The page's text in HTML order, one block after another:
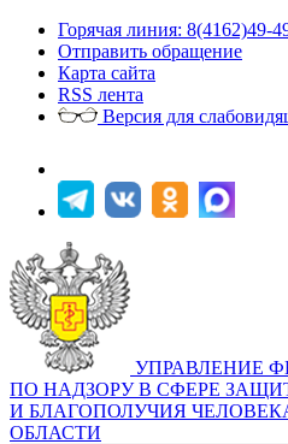
Горячая линия: 8(4162)49-
Отправить обращение
Карта сайта
RSS лента
Версия для
УПРАВЛЕНИЕ
ПО НАДЗОРУ В СФЕРЕ
И БЛАГОПОЛУЧИЯ
ОБЛАСТИ